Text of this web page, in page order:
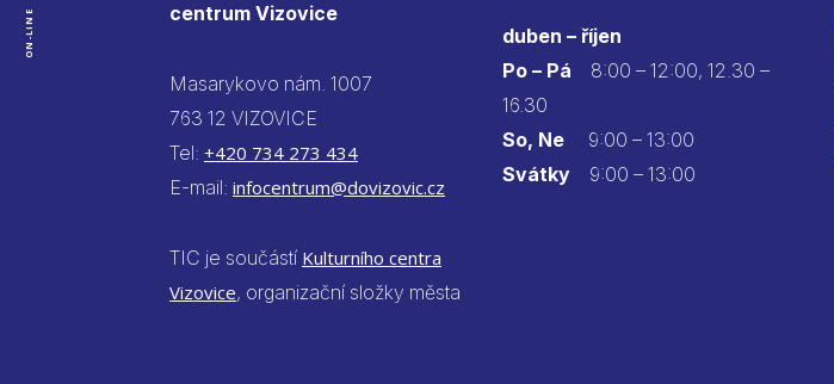
ON-LINE
centrum Vizovice
Masarykovo nám. 1007
763 12 VIZOVICE
Tel: +420 734 273 434
E-mail: infocentrum@dovizovic.cz
TIC je součástí Kulturního centra
Vizovice, organizační složky města
duben – říjen
Po – Pá
8:00 – 12:00, 12.30 –
16.30
So, Ne9:00 – 13:00
Svátky9:00 – 13:00